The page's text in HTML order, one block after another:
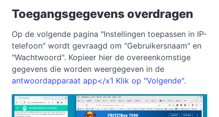
Toegangsgegevens overdragen
Op de volgende pagina "Instellingen toepassen in IP-
telefoon" wordt gevraagd om "Gebruikersnaam" en
"Wachtwoord". Kopieer hier de overeenkomstige
gegevens die worden weergegeven in de
antwoordapparaat app</x1 Klik op "Volgende".